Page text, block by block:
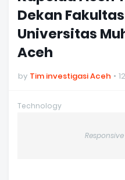
Dekan
Universitas
Aceh
by Tim investigasi Aceh
Technology